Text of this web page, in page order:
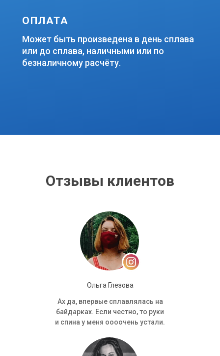
ОПЛАТА
Может быть произведена в день сплава
или до сплава, наличными или по
безналичному расчёту.
Отзывы клиентов
Ольга Глезова
Ах да, впервые сплавлялась на
байдарках. Если честно, то руки
и спина у меня оооочень устали.